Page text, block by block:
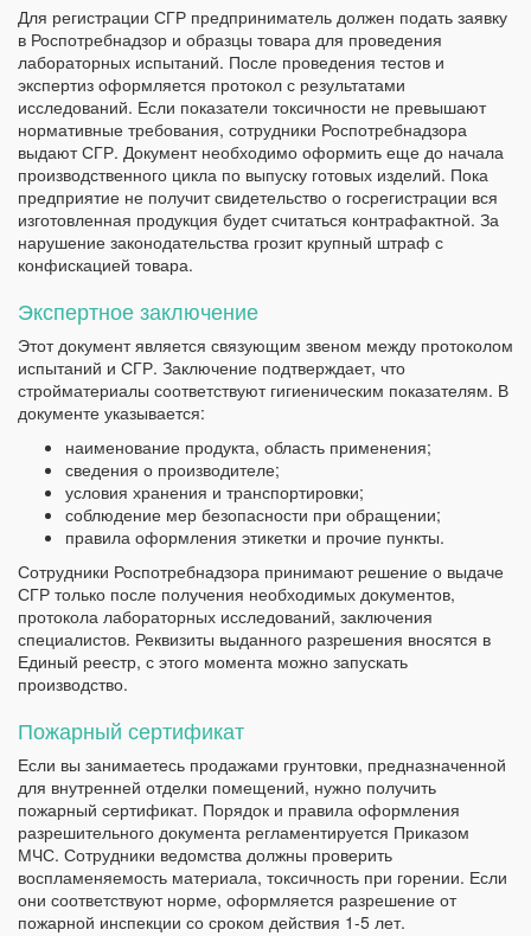
Для регистрации СГР предприниматель должен подать заявку
в Роспотребнадзор и образцы товара для проведения
лабораторных испытаний. После проведения тестов и
экспертиз оформляется протокол с результатами
исследований. Если показатели токсичности не превышают
нормативные требования, сотрудники Роспотребнадзора
выдают СГР. Документ необходимо оформить еще до начала
производственного цикла по выпуску готовых изделий. Пока
предприятие не получит свидетельство о госрегистрации вся
изготовленная продукция будет считаться контрафактной. За
нарушение законодательства грозит крупный штраф с
конфискацией товара.
Экспертное заключение
Этот документ является связующим звеном между протоколом
испытаний и СГР. Заключение подтверждает, что
стройматериалы соответствуют гигиеническим показателям. В
документе указывается:
наименование продукта, область применения;
сведения о производителе;
условия хранения и транспортировки;
соблюдение мер безопасности при обращении;
правила оформления этикетки и прочие пункты.
Сотрудники Роспотребнадзора принимают решение о выдаче
СГР только после получения необходимых документов,
протокола лабораторных исследований, заключения
специалистов. Реквизиты выданного разрешения вносятся в
Единый реестр, с этого момента можно запускать
производство.
Пожарный сертификат
Если вы занимаетесь продажами грунтовки, предназначенной
для внутренней отделки помещений, нужно получить
пожарный сертификат. Порядок и правила оформления
разрешительного документа регламентируется Приказом
МЧС. Сотрудники ведомства должны проверить
воспламеняемость материала, токсичность при горении. Если
они соответствуют норме, оформляется разрешение от
пожарной инспекции со сроком действия 1-5 лет.